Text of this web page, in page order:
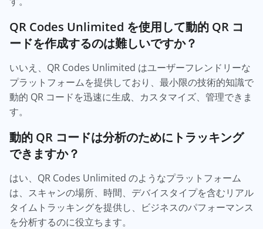
QR Codes Unlimited を使用して動的 QR コ
ードを作成するのは難しいですか？
いいえ、QR Codes Unlimited はユーザーフレンドリーな
プラットフォームを提供しており、最小限の技術的知識で
動的 QR コードを迅速に生成、カスタマイズ、管理できま
す。
動的 QR コードは分析のためにトラッキング
できますか？
はい、QR Codes Unlimited のようなプラットフォーム
は、スキャンの場所、時間、デバイスタイプを含むリアル
タイムトラッキングを提供し、ビジネスのパフォーマンス
を分析するのに役立ちます。